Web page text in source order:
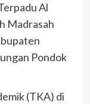
Al
Madrasah
Pondok
(TKA) di